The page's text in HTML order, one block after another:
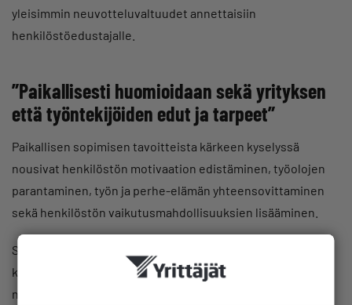
yleisimmin neuvotteluvaltuudet annettaisiin
henkilöstöedustajalle.
”Paikallisesti huomioidaan sekä yrityksen
että työntekijöiden edut ja tarpeet”
Paikallisen sopimisen tavoitteista kärkeen kyselyssä
nousivat henkilöstön motivaation edistäminen, työolojen
parantaminen, työn ja perhe-elämän yhteensovittaminen
sekä henkilöstön vaikutusmahdollisuuksien lisääminen.
SY:n Janne Makkulan mukaan vallan ja vastuun siirtäminen
kabineteista työpaikoille auttaa kyselyssä kärkeen
nousseiden paikallisen sopimisen tavoitteiden